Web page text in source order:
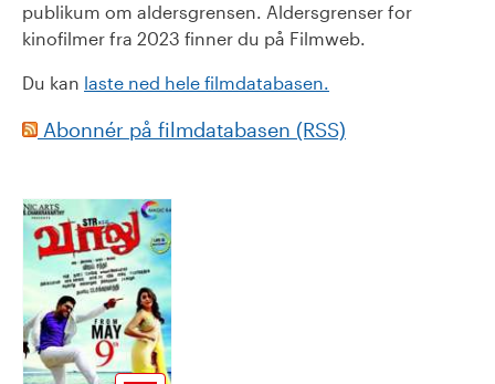
publikum om aldersgrensen. Aldersgrenser for
kinofilmer fra 2023 finner du på Filmweb.
Du kan laste ned hele filmdatabasen.
Abonnér på filmdatabasen (RSS)